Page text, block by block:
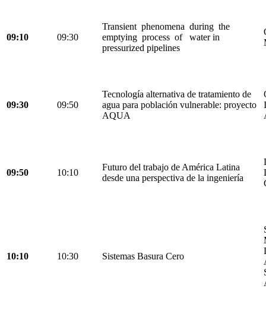
09:10 09:30
Transient phenomena during the
emptying process of water in
pressurized pipelines
09:30 09:50
Tecnología alternativa de tratamiento de
agua para población vulnerable: proyecto
AQUA
09:50 10:10
Futuro del trabajo de América Latina
desde una perspectiva de la ingeniería
10:10 10:30 Sistemas Basura Cero